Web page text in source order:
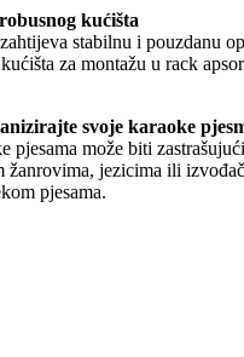
kućišta
stabilnu i pouzdanu
za montažu u rack
svoje karaoke
pjesama može biti
žanrovima, jezicima ili
pjesama.